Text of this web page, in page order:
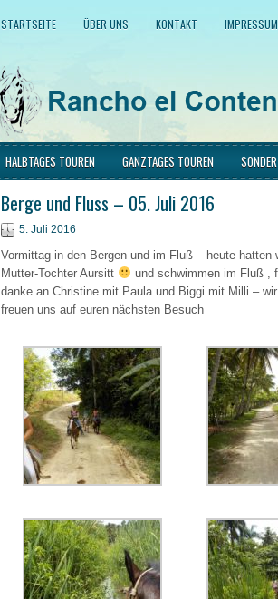
STARTSEITE ÜBER UNS KONTAKT IMPRESSUM
HALBTAGES TOUREN GANZTAGES TOUREN
Berge und Fluss – 05. Juli 2016
5. Juli 2016
Vormittag in den Bergen und im Fluß – heute
Mutter-Tochter Aursitt
und schwimmen im Fluß ,
danke an Christine mit Paula und Biggi mit Milli –
freuen uns auf euren nächsten Besuch